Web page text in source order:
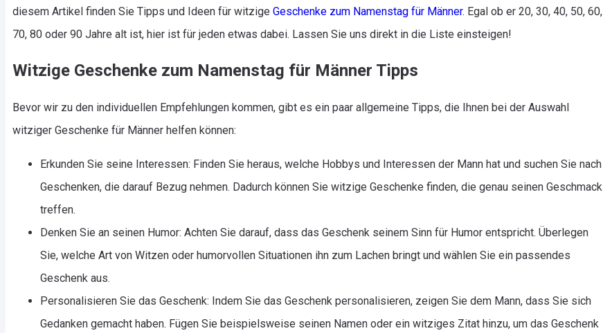
diesem Artikel finden Sie Tipps und Ideen für witzige Geschenke zum Namenstag für Männer. Egal ob er 20, 30, 40, 50, 60,
70, 80 oder 90 Jahre alt ist, hier ist für jeden etwas dabei. Lassen Sie uns direkt in die Liste einsteigen!
Witzige Geschenke zum Namenstag für Männer Tipps
Bevor wir zu den individuellen Empfehlungen kommen, gibt es ein paar allgemeine Tipps, die Ihnen bei der Auswahl
witziger Geschenke für Männer helfen können:
Erkunden Sie seine Interessen: Finden Sie heraus, welche Hobbys und Interessen der Mann hat und suchen Sie nach
Geschenken, die darauf Bezug nehmen. Dadurch können Sie witzige Geschenke finden, die genau seinen Geschmack
treffen.
Denken Sie an seinen Humor: Achten Sie darauf, dass das Geschenk seinem Sinn für Humor entspricht. Überlegen
Sie, welche Art von Witzen oder humorvollen Situationen ihn zum Lachen bringt und wählen Sie ein passendes
Geschenk aus.
Personalisieren Sie das Geschenk: Indem Sie das Geschenk personalisieren, zeigen Sie dem Mann, dass Sie sich
Gedanken gemacht haben. Fügen Sie beispielsweise seinen Namen oder ein witziges Zitat hinzu, um das Geschenk